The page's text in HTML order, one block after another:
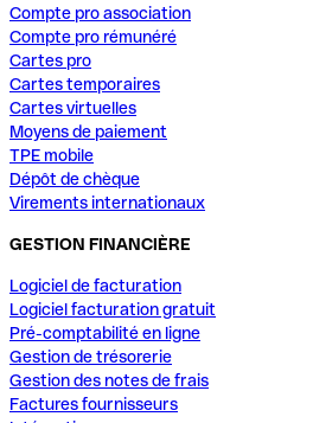
Compte pro association
Compte pro rémunéré
Cartes pro
Cartes temporaires
Cartes virtuelles
Moyens de paiement
TPE mobile
Dépôt de chèque
Virements internationaux
GESTION FINANCIÈRE
Logiciel de facturation
Logiciel facturation gratuit
Pré-comptabilité en ligne
Gestion de trésorerie
Gestion des notes de frais
Factures fournisseurs